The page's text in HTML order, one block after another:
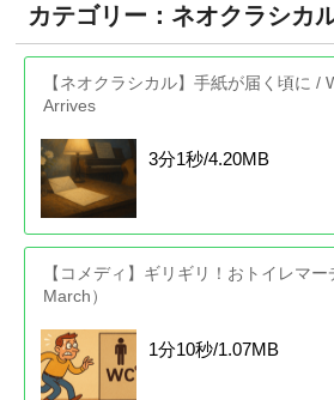
カテゴリー：ネオクラシカ
【ネオクラシカル】手紙が届く頃に /
Arrives
3分1秒/4.20MB
【コメディ】ギリギリ！おトイレマ
March）
1分10秒/1.07MB